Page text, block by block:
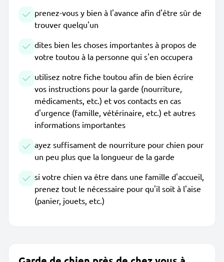
prenez-vous y bien à l'avance afin d'être sûr de
trouver quelqu'un
dites bien les choses importantes à propos de
votre toutou à la personne qui s'en occupera
utilisez notre fiche toutou afin de bien écrire
vos instructions pour la garde (nourriture,
médicaments, etc.) et vos contacts en cas
d'urgence (famille, vétérinaire, etc.) et autres
informations importantes
ayez suffisament de nourriture pour chien pour
un peu plus que la longueur de la garde
si votre chien va être dans une famille d'accueil,
prenez tout le nécessaire pour qu'il soit à l'aise
(panier, jouets, etc.)